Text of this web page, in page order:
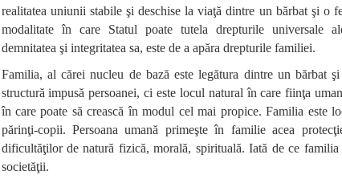
realitatea uniunii stabile şi deschise la viaţă dintre un bărbat şi o
modalitate în care Statul poate tutela drepturile universale
demnitatea şi integritatea sa, este de a apăra drepturile familiei.
Familia, al cărei nucleu de bază este legătura dintre un bărbat
structură impusă persoanei, ci este locul natural în care fiinţa
în care poate să crească în modul cel mai propice. Familia este
părinţi-copii. Persoana umană primeşte în familie acea
dificultăţilor de natură fizică, morală, spirituală. Iată de ce familia
societăţii.